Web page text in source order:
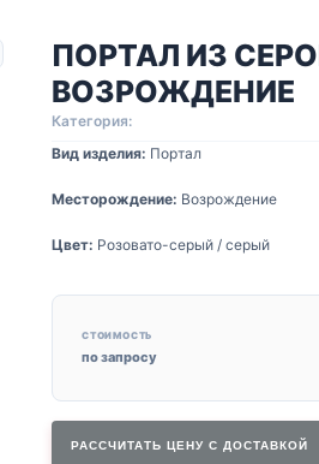
ПОРТАЛ ИЗ
ВОЗРОЖДЕНИЕ
Категория:
Вид изделия: Портал
Месторождение: Возрождение
Цвет: Розовато-серый / серый
СТОИМОСТЬ
по запросу
РАССЧИТАТЬ ЦЕНУ С ДОСТАВКОЙ